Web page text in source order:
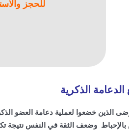
للحجز
الذكرية
الذين خضعوا لعملية دعامة العضو
وضعف الثقة في النفس نتيجة